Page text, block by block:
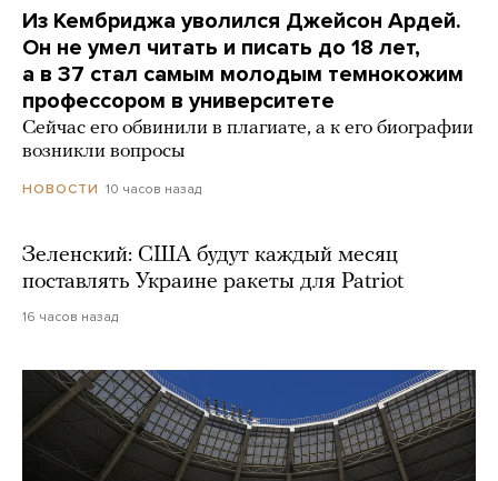
Из Кембриджа уволился Джейсон Ардей.
Он не умел читать и писать до 18 лет,
а в 37 стал самым молодым темнокожим
профессором в университете
Сейчас его обвинили в плагиате, а к его биографии
возникли вопросы
НОВОСТИ 10 часов назад
Зеленский: США будут каждый месяц
поставлять Украине ракеты для Patriot
16 часов назад